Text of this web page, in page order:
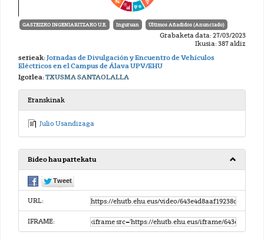
GASTEIZKO INGENIARITZAKO U.E. Inguruan Últimos Añadidos (Anunciado)
Grabaketa data: 27/03/2023
Ikusia: 387 aldiz
serieak:Jornadas de Divulgación y Encuentro de Vehículos
Eléctricos en el Campus de Álava UPV/EHU
Igorlea:TXUSMA SANTAOLALLA
Eranskinak
Julio Usandizaga
Bideo hau partekatu
URL:
IFRAME: